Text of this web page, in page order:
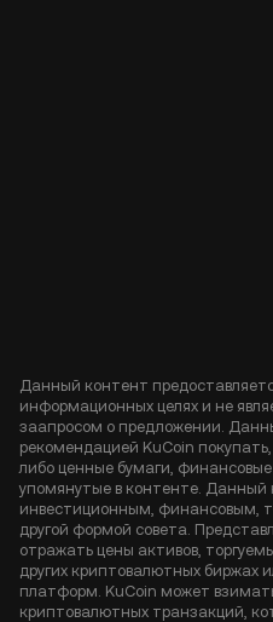
Данный контент
информационных целях и не
заапросом о предложении.
рекомендацией KuCoin
либо ценные бумаги,
упомянутые в контенте. Данный
инвестиционным, финансовым,
другой формой совета.
отражать цены активов,
других криптовалютных биржах
платформ. KuCoin может
криптовалютных транзакций,